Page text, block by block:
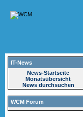
IT-News
News-Startseite
Monatsübersicht
News durchsuchen
WCM Forum